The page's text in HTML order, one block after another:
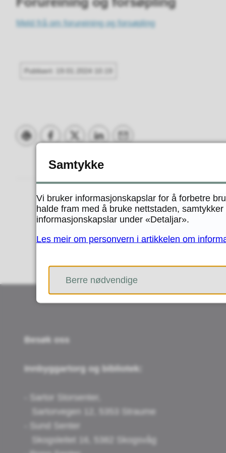
Meld frå om forureining og forsøpling
Publisert 19.01.2024 10.19
Besøk oss
Innbyggartorg og bibliotek:
- Sartor Storsenter,
Sartorvegen 12, 5353 Straume
- Sund Senter
Skogsleitet 16, 5382 Skogsvåg
Samtykke
Vi bruker informasjonskapslar for å forbetre
halde fram med å bruke nettstaden,
informasjonskapslar under «Detaljar».
Les meir om personvern i artikkelen om
Berre nødvendige